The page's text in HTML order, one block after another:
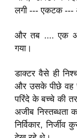
लगी --- एकटक ---
और तब .... एक
गया।
डाक्टर वैसे ही
और उसके पीछे वह
परिंदे के बच्चे की
अजीब निस्तब्धता
निर्विकार,